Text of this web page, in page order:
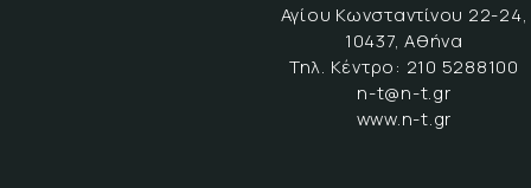
Αγίου Κωνσταντίνου 22-24,
10437, Αθήνα
Τηλ. Κέντρο: 210 5288100
n-t@n-t.gr
www.n-t.gr